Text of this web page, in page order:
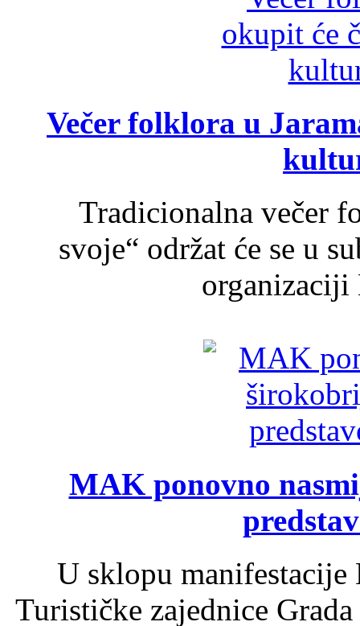
Večer folklora u
Tradicionalna večer
svoje“ održat će se u
organizaciji
MAK ponovno
U sklopu
Turističke zajednice